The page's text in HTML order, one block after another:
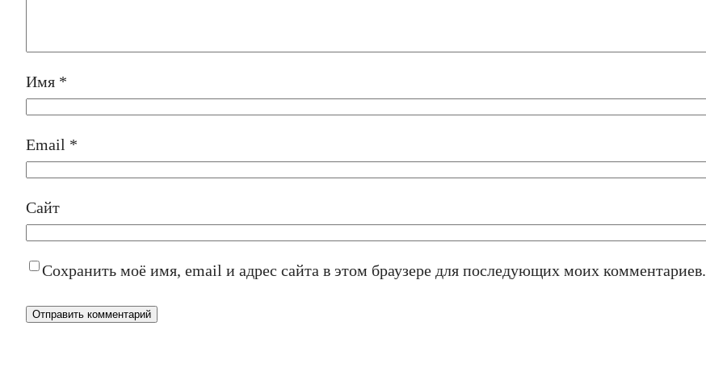
Имя *
Email *
Сайт
Сохранить моё имя, email и адрес сайта в этом браузере для последующих моих комментариев.